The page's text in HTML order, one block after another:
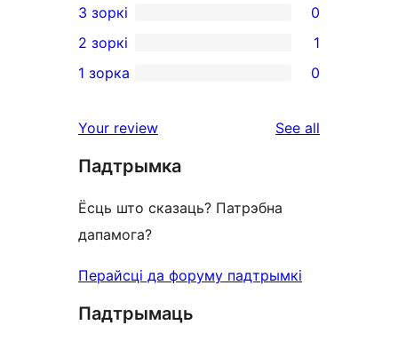
star
reviews
4-
star
reviews
0
3-
star
3 зоркі 0
2-
review
2 зоркі 1
star
reviews
1 зорка 0
Your review See all
Падтрымка
Ёсць што сказаць? Патрэбна
дапамога?
Перайсці да форуму падтрымкі
Падтрымаць